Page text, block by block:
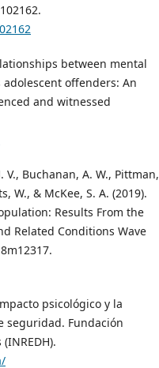
between mental
offenders: An
and witnessed
V., Buchanan, A. W., Pittman,
W., & McKee, S. A. (2019).
Results From the
Related Conditions Wave
psicológico y la
seguridad. Fundación